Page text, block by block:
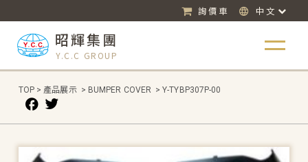
詢價車 中文
昭輝集團
Y.C.C GROUP
TOP > 產品展示 > BUMPER COVER > Y-TYBP307P-00